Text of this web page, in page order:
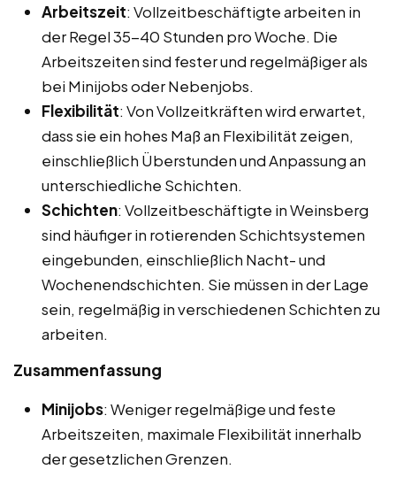
Arbeitszeit: Vollzeitbeschäftigte arbeiten in
der Regel 35-40 Stunden pro Woche. Die
Arbeitszeiten sind fester und regelmäßiger als
bei Minijobs oder Nebenjobs.
Flexibilität: Von Vollzeitkräften wird erwartet,
dass sie ein hohes Maß an Flexibilität zeigen,
einschließlich Überstunden und Anpassung an
unterschiedliche Schichten.
Schichten: Vollzeitbeschäftigte in Weinsberg
sind häufiger in rotierenden Schichtsystemen
eingebunden, einschließlich Nacht- und
Wochenendschichten. Sie müssen in der Lage
sein, regelmäßig in verschiedenen Schichten zu
arbeiten.
Zusammenfassung
Minijobs: Weniger regelmäßige und feste
Arbeitszeiten, maximale Flexibilität innerhalb
der gesetzlichen Grenzen.